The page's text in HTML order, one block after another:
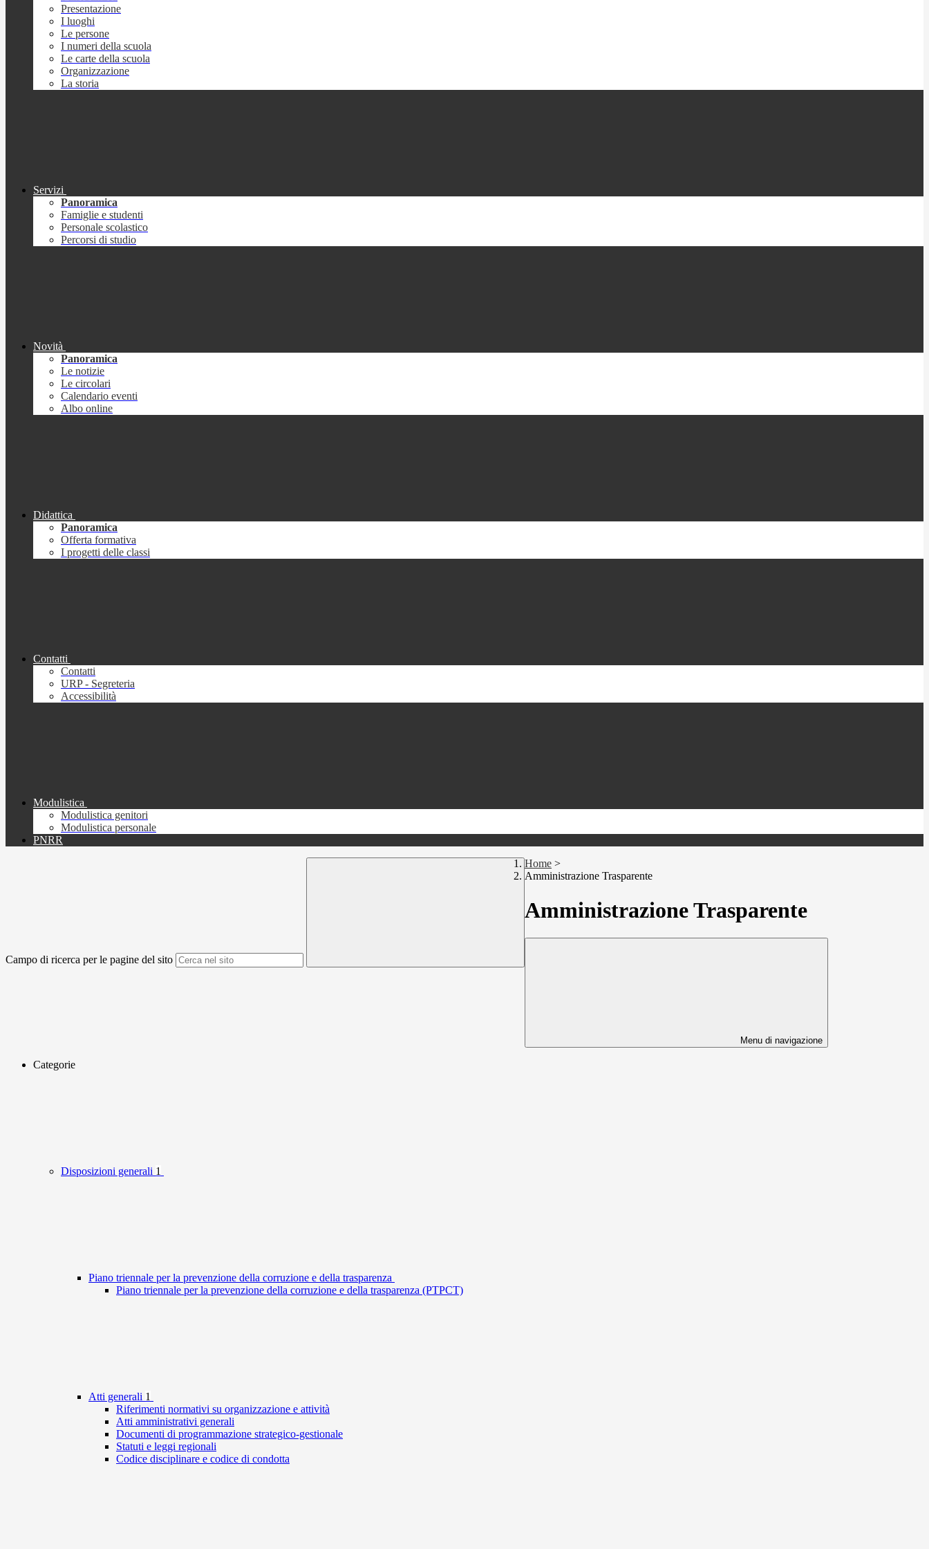
Presentazione
I luoghi
Le persone
I numeri della scuola
Le carte della scuola
Organizzazione
La storia
Servizi
Panoramica
Famiglie e studenti
Personale scolastico
Percorsi di studio
Novità
Panoramica
Le notizie
Le circolari
Calendario eventi
Albo online
Didattica
Panoramica
Offerta formativa
I progetti delle classi
Contatti
Contatti
URP - Segreteria
Accessibilità
Modulistica
Modulistica genitori
Modulistica personale
PNRR
Campo di ricerca per le pagine del sito
Home >
Amministrazione Trasparente
Amministrazione Trasparente
Menu di navigazione
Categorie
Disposizioni generali 1
Piano triennale per la prevenzione della corruzione e della trasparenza
Piano triennale per la prevenzione della corruzione e della trasparenza (PTPCT)
Atti generali 1
Riferimenti normativi su organizzazione e attività
Atti amministrativi generali
Documenti di programmazione strategico-gestionale
Statuti e leggi regionali
Codice disciplinare e codice di condotta